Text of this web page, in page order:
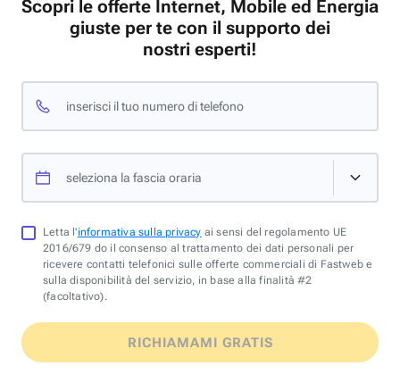
Scopri le offerte Internet, Mobile ed Energia
giuste per te con il supporto dei
nostri esperti!
inserisci il tuo numero di telefono
seleziona la fascia oraria
Letta l'informativa sulla privacy ai sensi del regolamento UE
2016/679 do il consenso al trattamento dei dati personali per
ricevere contatti telefonici sulle offerte commerciali di Fastweb e
sulla disponibilità del servizio, in base alla finalità #2
(facoltativo).
RICHIAMAMI GRATIS